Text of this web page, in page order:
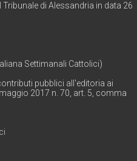
di Alessandria in data 26
Settimanali Cattolici)
pubblici all'editoria ai
2017 n. 70, art. 5, comma